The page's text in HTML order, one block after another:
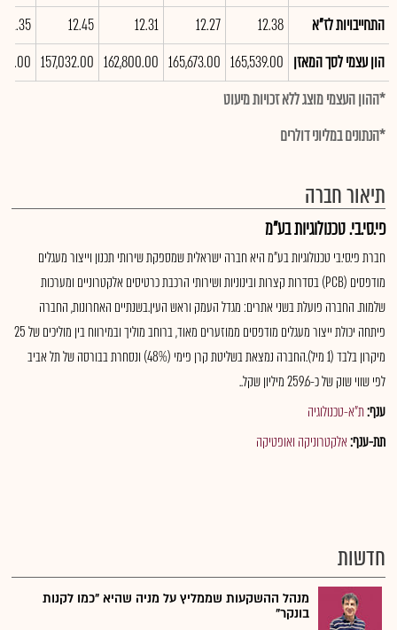
התחייבויות לז"א
12.38
12.27
12.31
12.45
11.35
הון עצמי לסך המאזן 165,539.00
165,673.00
162,800.00
157,032.00
*ההון העצמי מוצג ללא זכויות מיעוט
*הנתונים במליוני דולרים
תיאור חברה
פי.סי.בי. טכנולוגיות בע"מ
חברת פי.סי.בי טכנולוגיות בע"מ היא חברה ישראלית שמספקת שירותי תכנון וייצור מעגלים
מודפסים (PCB) בסדרות קצרות ובינוניות ושירותי הרכבת כרטיסים אלקטרוניים ומערכות
שלמות. החברה פועלת בשני אתרים: מגדל העמק וראש העין.בשנתיים האחרונות, החברה
פיתחה יכולת ייצור מעגלים מודפסים ממוזערים מאוד, ברוחב מוליך ובמירווח בין מוליכים של 25
מיקרון בלבד (1 מיל).החברה נמצאת בשליטת קרן פימי (48%) ונסחרת בבורסה של תל אביב
לפי שווי שוק של כ-259.6 מיליון שקל..
ענף:ת"א-טכנולוגיה
תת-ענף:אלקטרוניקה ואופטיקה
חדשות
מנהל ההשקעות שממליץ על מניה שהיא "כמו לקנות
בונקר"